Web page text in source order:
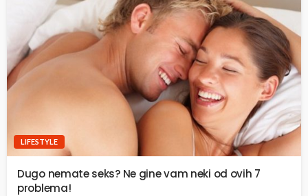
LIFESTYLE
Dugo nemate seks? Ne gine vam neki od ovih 7
problema!